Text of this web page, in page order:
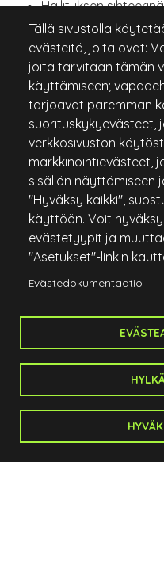
Tällä sivustolla
evästeitä, joita ovat:
joita tarvitaan tämän
käyttämiseen;
tarjoavat paremman
suorituskykyevästeet,
verkkosivuston
markkinointievästeet,
sisällön näyttämiseen
"Hyväksy kaikki",
käyttöön. Voit
evästetyypit ja
"Asetukset"-linkin
Evästedokumentaatio
Hallituksen
toimitusjohtaja Tomi
Salo Golf
Caddiemaster:
p. 044 721 7300
Toimisto: